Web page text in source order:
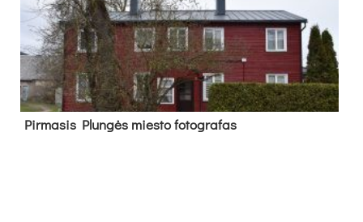
Pir­ma­sis Plun­gės mies­to fo­tog­ra­fas